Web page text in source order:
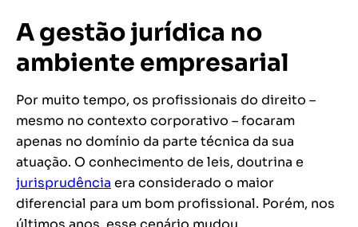
A gestão jurídica no
ambiente empresarial
Por muito tempo, os profissionais do direito –
mesmo no contexto corporativo – focaram
apenas no domínio da parte técnica da sua
atuação. O conhecimento de leis, doutrina e
jurisprudência era considerado o maior
diferencial para um bom profissional. Porém, nos